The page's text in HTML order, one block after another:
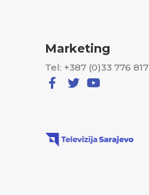
Marketing
Tel: +387 (0)33 776 817